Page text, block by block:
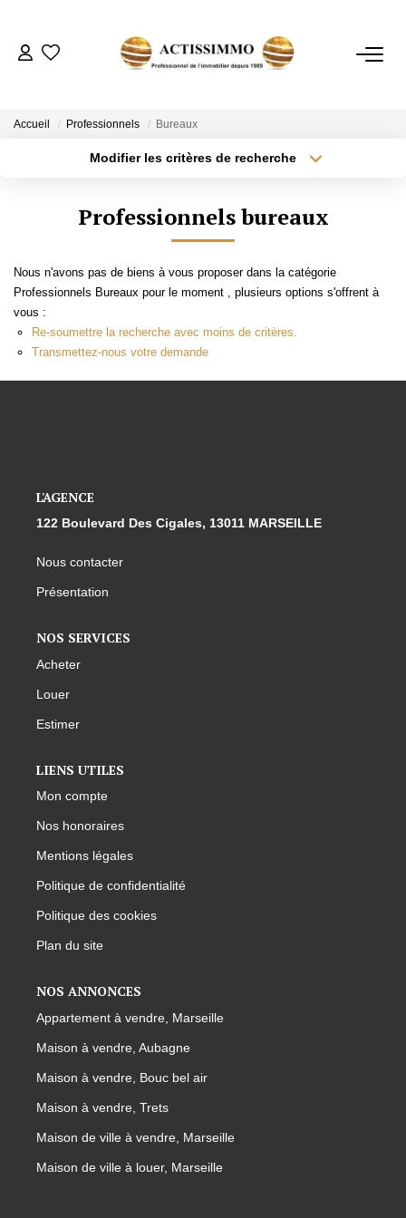
ACHETER
NOTRE AGENCE
CONTACT
Accueil Professionnels Bureaux
Modifier les critères de recherche
Type de bien
Budget max Plus de critères
Professionnels bureaux
Nous n'avons pas de biens à vous proposer dans la catégorie
Professionnels Bureaux pour le moment , plusieurs options s'offrent à
vous :
Re-soumettre la recherche avec moins de critères.
Transmettez-nous votre demande
L'AGENCE
122 Boulevard Des Cigales, 13011 MARSEILLE
Nous contacter
Présentation
NOS SERVICES
Acheter
Louer
Estimer
LIENS UTILES
Mon compte
Nos honoraires
Mentions légales
Politique de confidentialité
Politique des cookies
Plan du site
NOS ANNONCES
Appartement à vendre, Marseille
Maison à vendre, Aubagne
Maison à vendre, Bouc bel air
Maison à vendre, Trets
Maison de ville à vendre, Marseille
Maison de ville à louer, Marseille